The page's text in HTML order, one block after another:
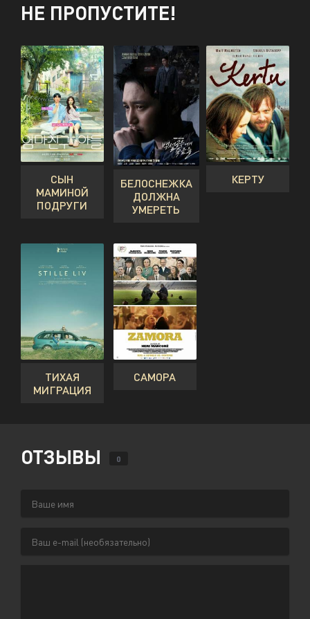
НЕ ПРОПУСТИТЕ!
СЫН
МАМИНОЙ
ПОДРУГИ
БЕЛОСНЕЖКА
ДОЛЖНА
УМЕРЕТЬ
КЕРТУ
ТИХАЯ
МИГРАЦИЯ
САМОРА
ОТЗЫВЫ 0